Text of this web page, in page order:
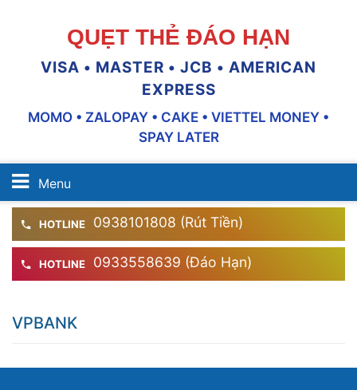
QUẸT THẺ ĐÁO HẠN
VISA • MASTER • JCB • AMERICAN
EXPRESS
MOMO • ZALOPAY • CAKE • VIETTEL MONEY •
SPAY LATER
Menu
HOTLINE 0938101808 (Rút Tiền)
HOTLINE 0933558639 (Đáo Hạn)
VPBANK